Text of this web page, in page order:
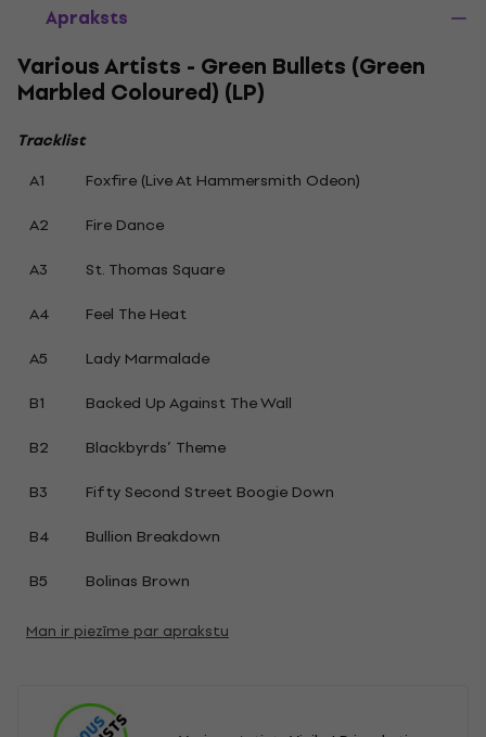
Apraksts
Various Artists - Green Bullets (Green
Marbled Coloured) (LP)
Tracklist
A1
Foxfire (Live At Hammersmith Odeon)
A2
Fire Dance
A3
St. Thomas Square
A4
Feel The Heat
A5
Lady Marmalade
B1
Backed Up Against The Wall
B2
Blackbyrds’ Theme
B3
Fifty Second Street Boogie Down
B4
Bullion Breakdown
B5
Bolinas Brown
Man ir piezīme par aprakstu